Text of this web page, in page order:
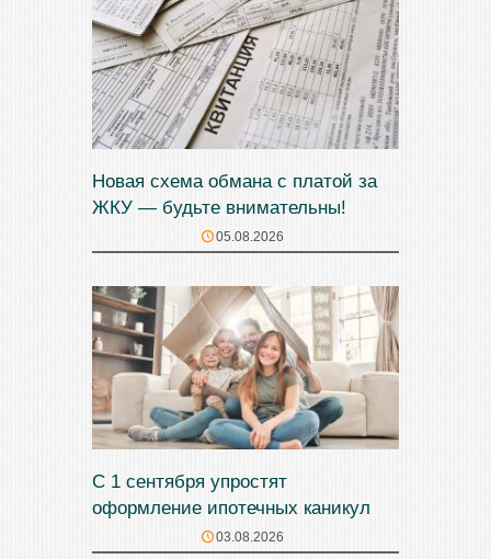
Новая схема обмана с платой за
ЖКУ — будьте внимательны!
05.08.2026
С 1 сентября упростят
оформление ипотечных каникул
03.08.2026